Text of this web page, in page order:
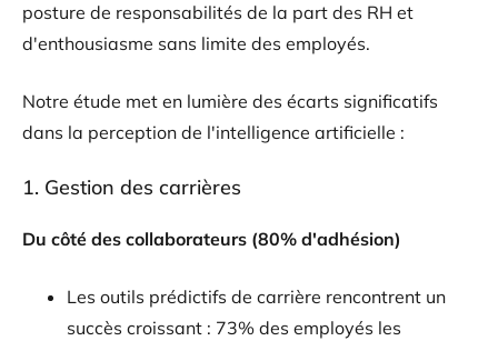
posture de responsabilités de la part des RH et
d'enthousiasme sans limite des employés.
Notre étude met en lumière des écarts significatifs
dans la perception de l'intelligence artificielle :
1. Gestion des carrières
Du côté des collaborateurs (80% d'adhésion)
Les outils prédictifs de carrière rencontrent un
succès croissant : 73% des employés les